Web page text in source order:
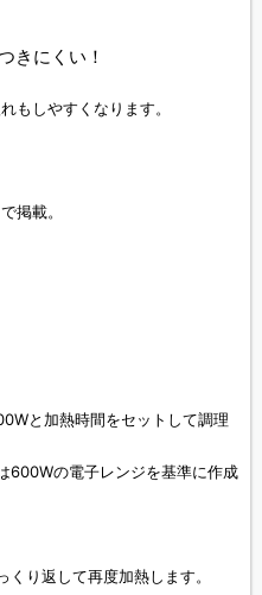
きにくい！
もしやすくなります。
掲載。
と加熱時間をセットして調理
600Wの電子レンジを基準に作成
り返して再度加熱します。